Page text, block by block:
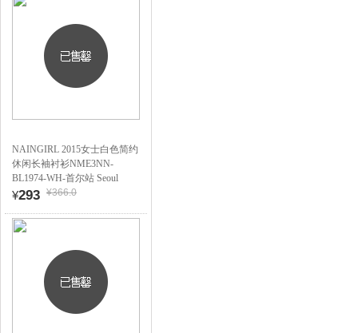
NAINGIRL 2015女士白色简约
休闲长袖衬衫NME3NN-
BL1974-WH-首尔站 Seoul
¥293 ¥366.0